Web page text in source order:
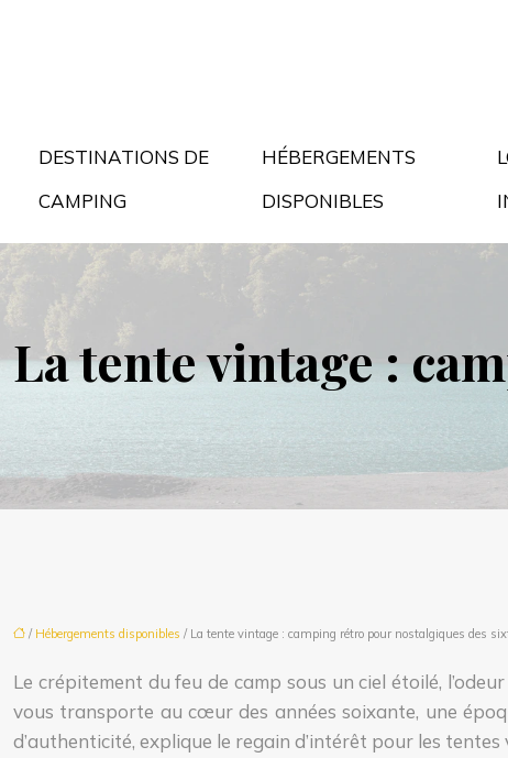
DESTINATIONS DE
CAMPING
HÉBERGEMENTS
DISPONIBLES
La tente vintage :
/ Hébergements disponibles / La tente vintage : camping rétro pour nostalgiques des
Le crépitement du feu de camp sous un ciel étoilé,
vous transporte au cœur des années soixante, une
d’authenticité, explique le regain d’intérêt pour les